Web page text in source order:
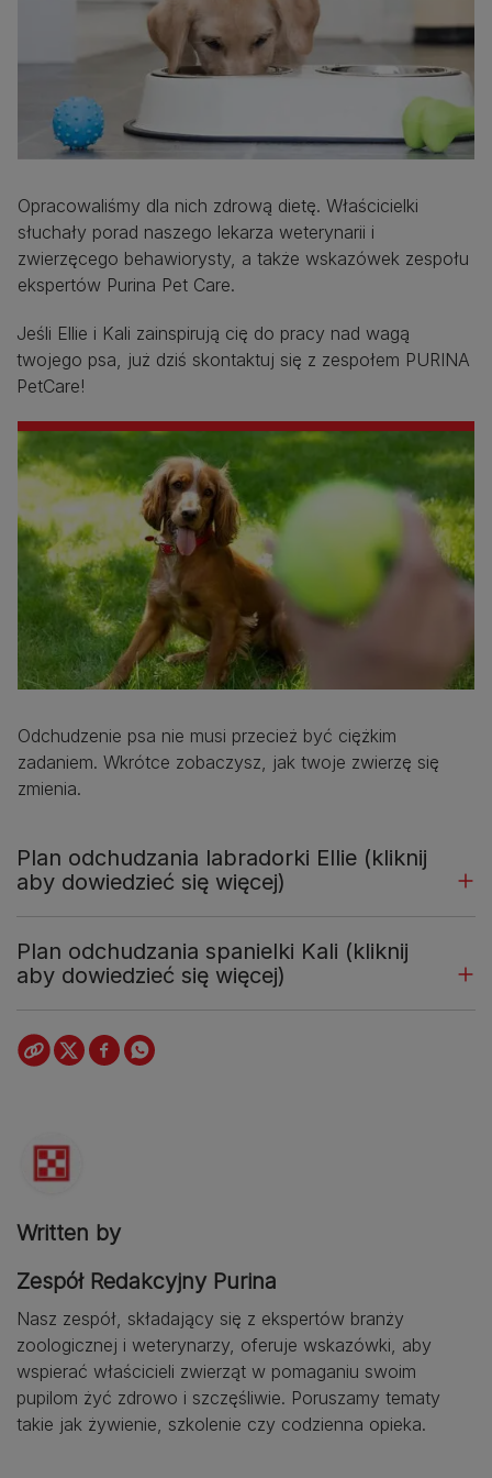
Opracowaliśmy dla nich zdrową dietę. Właścicielki
słuchały porad naszego lekarza weterynarii i
zwierzęcego behawiorysty, a także wskazówek zespołu
ekspertów Purina Pet Care.
Jeśli Ellie i Kali zainspirują cię do pracy nad wagą
twojego psa, już dziś skontaktuj się z zespołem PURINA
PetCare!
Odchudzenie psa nie musi przecież być ciężkim
zadaniem. Wkrótce zobaczysz, jak twoje zwierzę się
zmienia.
Plan odchudzania labradorki Ellie (kliknij
aby dowiedzieć się więcej)
Plan odchudzania spanielki Kali (kliknij
aby dowiedzieć się więcej)
Written by
Zespół Redakcyjny Purina
Nasz zespół, składający się z ekspertów branży
zoologicznej i weterynarzy, oferuje wskazówki, aby
wspierać właścicieli zwierząt w pomaganiu swoim
pupilom żyć zdrowo i szczęśliwie. Poruszamy tematy
takie jak żywienie, szkolenie czy codzienna opieka.